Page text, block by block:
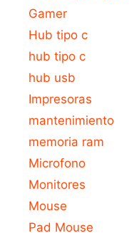
Gamer
Hub tipo c
hub tipo c
hub usb
Impresoras
mantenimiento
memoria ram
Microfono
Monitores
Mouse
Pad Mouse